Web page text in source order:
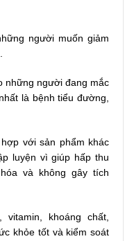
người muốn giảm
những người đang mắc
là bệnh tiểu đường,
với sản phẩm khác
luyện vì giúp hấp thu
và không gây tích
khoáng chất,
khỏe tốt và kiểm soát